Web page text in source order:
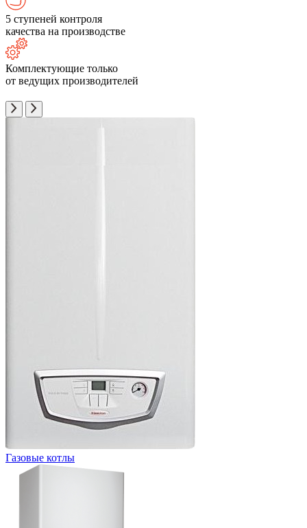
5 ступеней контроля
качества на производстве
Комплектующие только
от ведущих производителей
Газовые котлы